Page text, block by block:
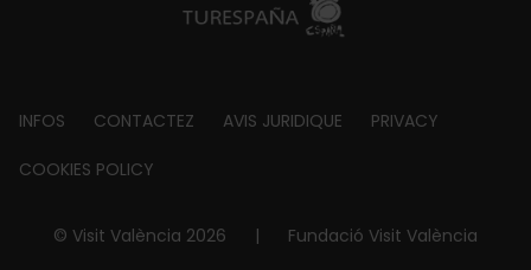
Footer
about
INFOS CONTACTEZ AVIS JURIDIQUE PRIVACY
COOKIES POLICY
© Visit València 2026 | Fundació Visit València